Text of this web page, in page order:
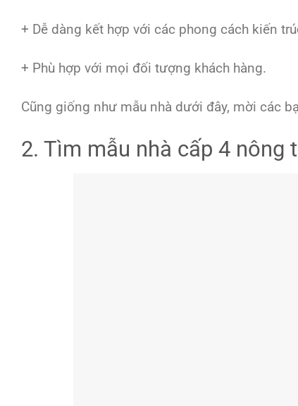
+ Dễ dàng kết hợp với các phong cách kiến
+ Phù hợp với mọi đối tượng khách hàng.
Cũng giống như mẫu nhà dưới đây, mời các
2. Tìm mẫu nhà cấp 4 nông